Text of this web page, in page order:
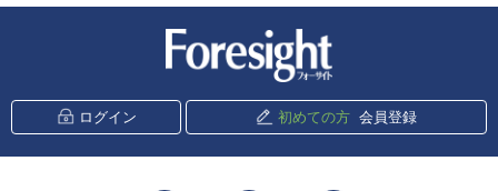
ログイン 初めての方 会員登録